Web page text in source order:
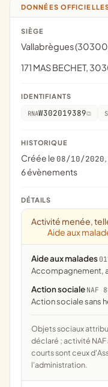
DONNÉES
SIÈGE
Vallabrègues
171 MAS BECHET,
IDENTIFIANTS
RNAW302019389
HISTORIQUE
Créée le 08/10/2020
6 évènements
DÉTAILS
Activité menée,
Aide aux
Aide aux malades
accompagnement,
Action sociale NAF
Action sociale sans
Objets sociaux attribués par l'administration d'après l'objet
déclaré ; activité NAF
courts sont ceux
l'administration.